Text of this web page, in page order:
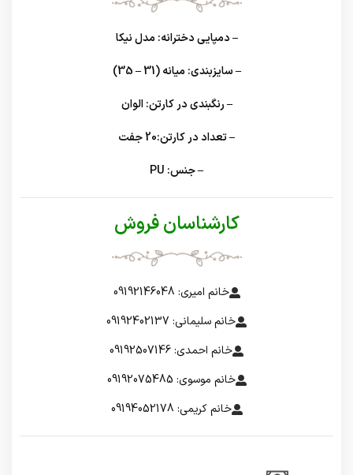
– دمپایی دخترانه: مدل نیکا
– سایزبندی: میانه (31 – 35)
– رنگبندی در کارتن: الوان
– تعداد در کارتن:20 جفت
– جنس: PU
کارشناسان فروش
خانم امیری: 09192146048
خانم سلیمانی: 09192402137
خانم احمدی: 09192507146
خانم موسوی: 09192075485
خانم کریمی: 09194052178